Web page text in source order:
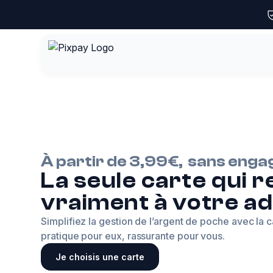
À partir de 3,99€, sans
La seule carte qui
vraiment à votre
Simplifiez la gestion de l’argent de poche avec la
pratique pour eux, rassurante pour vous.
Je choisis une carte